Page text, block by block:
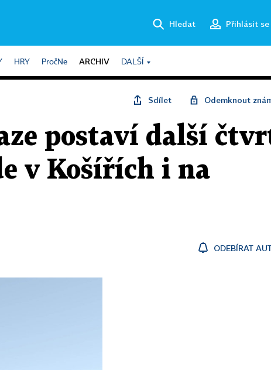
Hledat Přihlásit se
HRY PročNe ARCHIV DALŠÍ
Sdílet Odemknout
postaví další
v Košířích i na
ODEBÍRAT